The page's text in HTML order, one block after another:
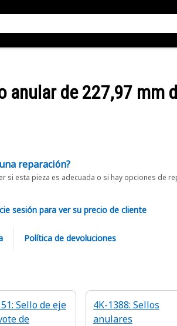
anular de 227,97 mm
reparación?
si esta pieza es adecuada o si hay opciones de
sesión para ver su precio de cliente
Política de devoluciones
Sello de eje
de
4K-1388: Sellos
anulares